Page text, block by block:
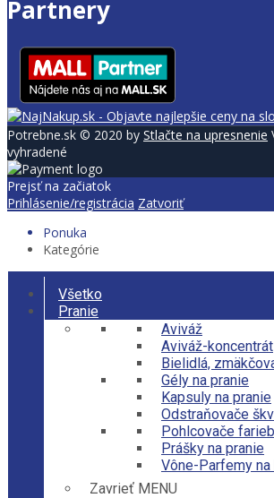
Partnery
Potrebne.sk © 2020 by Stlačte na upresnenie
vyhradené
Prejsť na začiatok
Prihlásenie/registrácia Zatvoriť
Ponuka
Kategórie
Všetko
Pranie
Aviváž
Aviváž-koncentrát
Bielidlá,
Gély na pranie
Kapsuly na pranie
Odstraňovače
Pohlcovače farieb
Prášky na pranie
Vône-Parfemy
Zavrieť MENU